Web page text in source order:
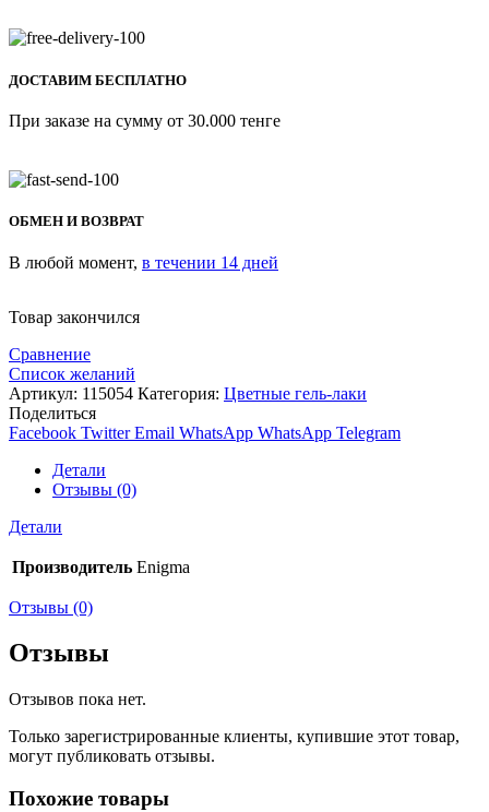
ДОСТАВИМ БЕСПЛАТНО
При заказе на сумму от 30.000 тенге
ОБМЕН И ВОЗВРАТ
В любой момент, в течении 14 дней
Товар закончился
Сравнение
Список желаний
Артикул: 115054 Категория: Цветные гель-лаки
Поделиться
Facebook Twitter Email WhatsApp WhatsApp Telegram
Детали
Отзывы (0)
Детали
Производитель Enigma
Отзывы (0)
Отзывы
Отзывов пока нет.
Только зарегистрированные клиенты, купившие этот товар,
могут публиковать отзывы.
Похожие товары